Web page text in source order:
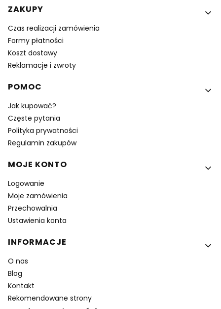
Linki w stopce
ZAKUPY
Czas realizacji zamówienia
Formy płatności
Koszt dostawy
Reklamacje i zwroty
POMOC
Jak kupować?
Częste pytania
Polityka prywatności
Regulamin zakupów
MOJE KONTO
Logowanie
Moje zamówienia
Przechowalnia
Ustawienia konta
INFORMACJE
O nas
Blog
Kontakt
Rekomendowane strony